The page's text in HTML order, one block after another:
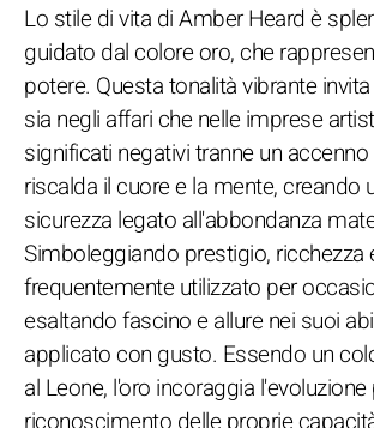
Lo stile di vita di Amber Heard è
guidato dal colore oro, che
potere. Questa tonalità vibrante
sia negli affari che nelle imprese
significati negativi tranne un accenno
riscalda il cuore e la mente, creando
sicurezza legato all'abbondanza
Simboleggiando prestigio, ricchezza
frequentemente utilizzato per
esaltando fascino e allure nei suoi
applicato con gusto. Essendo un
al Leone, l'oro incoraggia